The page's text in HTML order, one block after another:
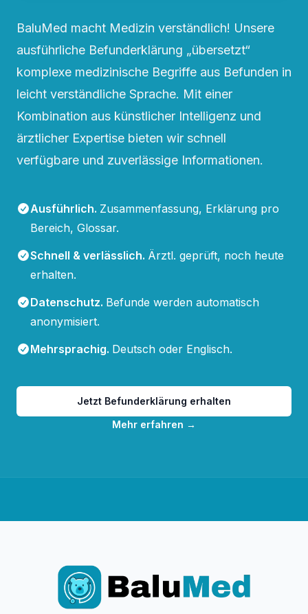
BaluMed macht Medizin verständlich! Unsere
ausführliche Befunderklärung „übersetzt“
komplexe medizinische Begriffe aus Befunden in
leicht verständliche Sprache. Mit einer
Kombination aus künstlicher Intelligenz und
ärztlicher Expertise bieten wir schnell
verfügbare und zuverlässige Informationen.
Ausführlich. Zusammenfassung, Erklärung pro
Bereich, Glossar.
Schnell & verlässlich. Ärztl. geprüft, noch heute
erhalten.
Datenschutz. Befunde werden automatisch
anonymisiert.
Mehrsprachig. Deutsch oder Englisch.
Jetzt Befunderklärung erhalten
Mehr erfahren →